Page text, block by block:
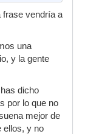
frase vendría a
una
y la gente
dicho
por lo que no
mejor de
ellos, y no